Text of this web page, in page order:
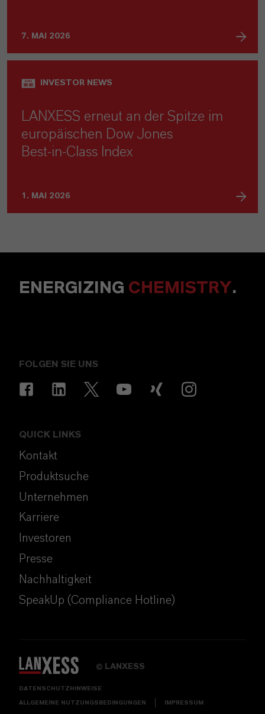
7. MAI 2026
INVESTOR NEWS
LANXESS erneut an der Spitze im
europäischen Dow Jones
Best‑in‑Class Index
1. MAI 2026
ENERGIZING CHEMISTRY.
FOLGEN SIE UNS
QUICK LINKS
Kontakt
Produktsuche
Unternehmen
Karriere
Investoren
Presse
Nachhaltigkeit
SpeakUp (Compliance Hotline)
© LANXESS
DATENSCHUTZHINWEISE
ALLGEMEINE NUTZUNGSBEDINGUNGEN IMPRESSUM